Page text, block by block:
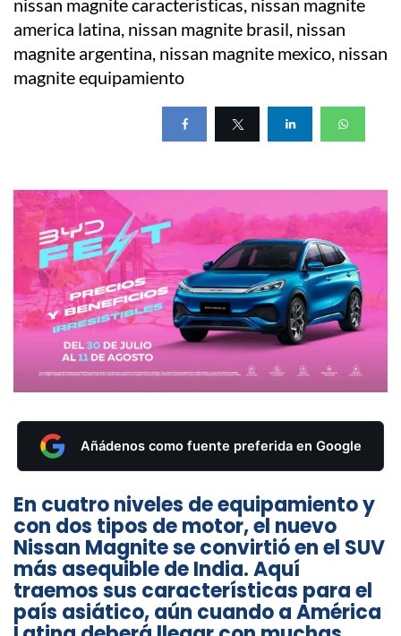
Añádenos como fuente preferida en Google
En cuatro niveles de equipamiento y
con dos tipos de motor, el nuevo
Nissan Magnite se convirtió en el SUV
más asequible de India. Aquí
traemos sus características para el
país asiático, aún cuando a América